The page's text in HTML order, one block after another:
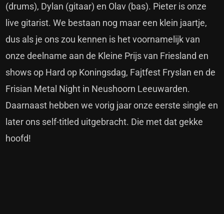
(drums), Dylan (gitaar) en Olav (bas). Pieter is onze
live gitarist. We bestaan nog maar een klein jaartje,
dus als je ons zou kennen is het voornamelijk van
onze deelname aan de Kleine Prijs van Friesland en
shows op Hard op Koningsdag, Fajtfest Fryslan en de
Frisian Metal Night in Neushoorn Leeuwarden.
Daarnaast hebben we vorig jaar onze eerste single en
later ons self-titled uitgebracht. Die met dat gekke
hoofd!